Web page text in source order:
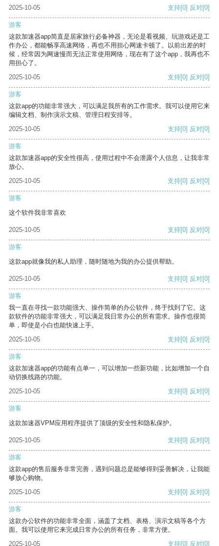
2025-10-05
支持[0] 反对[0]
游客
这款加速器app简直是居家旅行必备神器，无论是看视频、玩游戏还是工
作办公，都能畅享高速网络，再也不用担心网速卡顿了。以前出差的时
候，经常因为网速慢而无法正常使用网络，现在有了这个app，我再也不
用担心了。
2025-10-05
支持[0] 反对[0]
游客
这款app的功能非常强大，可以满足我所有的工作需求。我可以使用它来
编辑文档、制作演示文稿、管理日程安排等。
2025-10-05
支持[0] 反对[0]
游客
这款加速器app的安全性很高，使用过程中不会泄露个人信息，让我非常
放心。
2025-10-05
支持[0] 反对[0]
游客
这个软件我非常喜欢
2025-10-05 支持[0] 反对[0]
游客
这款app就像我的私人助理，随时随地为我的办公提供帮助。
2025-10-05 支持[0] 反对[0]
游客
我一直在寻找一款功能强大、操作简单的办公软件，终于找到了它。这
款软件的功能非常强大，可以满足我日常办公的所有需求。操作也很简
单，即使是小白也能快速上手。
2025-10-05
支持[0] 反对[0]
游客
这款加速器app的功能有点单一，可以增加一些新功能，比如增加一个自
动切换线路的功能。
2025-10-05
支持[0] 反对[0]
游客
这款加速器VPM应用程序提供了顶级的安全性和隐私保护。
2025-10-05 支持[0] 反对[0]
游客
这款app的售后服务非常完善，遇到问题总是能够得到妥善解决，让我能
够放心购物。
2025-10-05
支持[0] 反对[0]
游客
这款办公软件的功能非常全面，涵盖了文档、表格、演示文稿等各个方
面。我可以使用它来完成日常办公的所有任务，非常方便。
2025-10-05
支持[0] 反对[0]